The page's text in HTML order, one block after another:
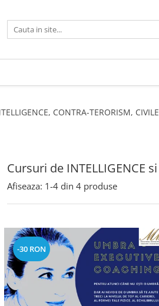
CONTRA-TERORISM,
Cursuri de INTELLIGENCE
Afiseaza: 1-4 din 4 produse
-30 RON